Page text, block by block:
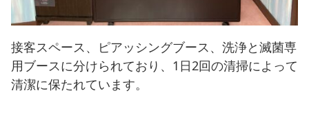
接客スペース、ピアッシングブース、洗浄と滅菌専
用ブースに分けられており、1日2回の清掃によって
清潔に保たれています。